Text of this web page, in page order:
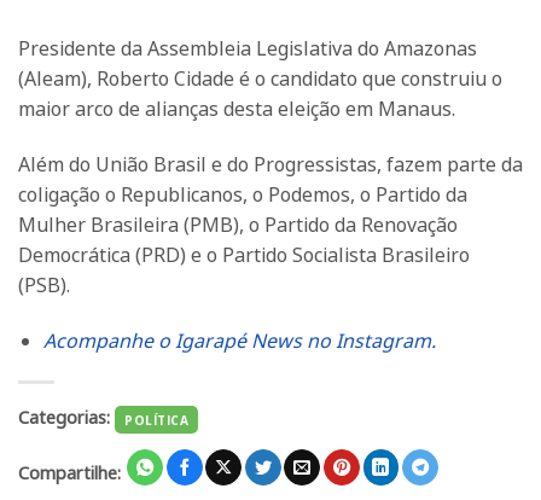
Presidente da Assembleia Legislativa do Amazonas
(Aleam), Roberto Cidade é o candidato que construiu o
maior arco de alianças desta eleição em Manaus.
Além do União Brasil e do Progressistas, fazem parte da
coligação o Republicanos, o Podemos, o Partido da
Mulher Brasileira (PMB), o Partido da Renovação
Democrática (PRD) e o Partido Socialista Brasileiro
(PSB).
Acompanhe o Igarapé News no Instagram.
Categorias: POLÍTICA
Compartilhe: